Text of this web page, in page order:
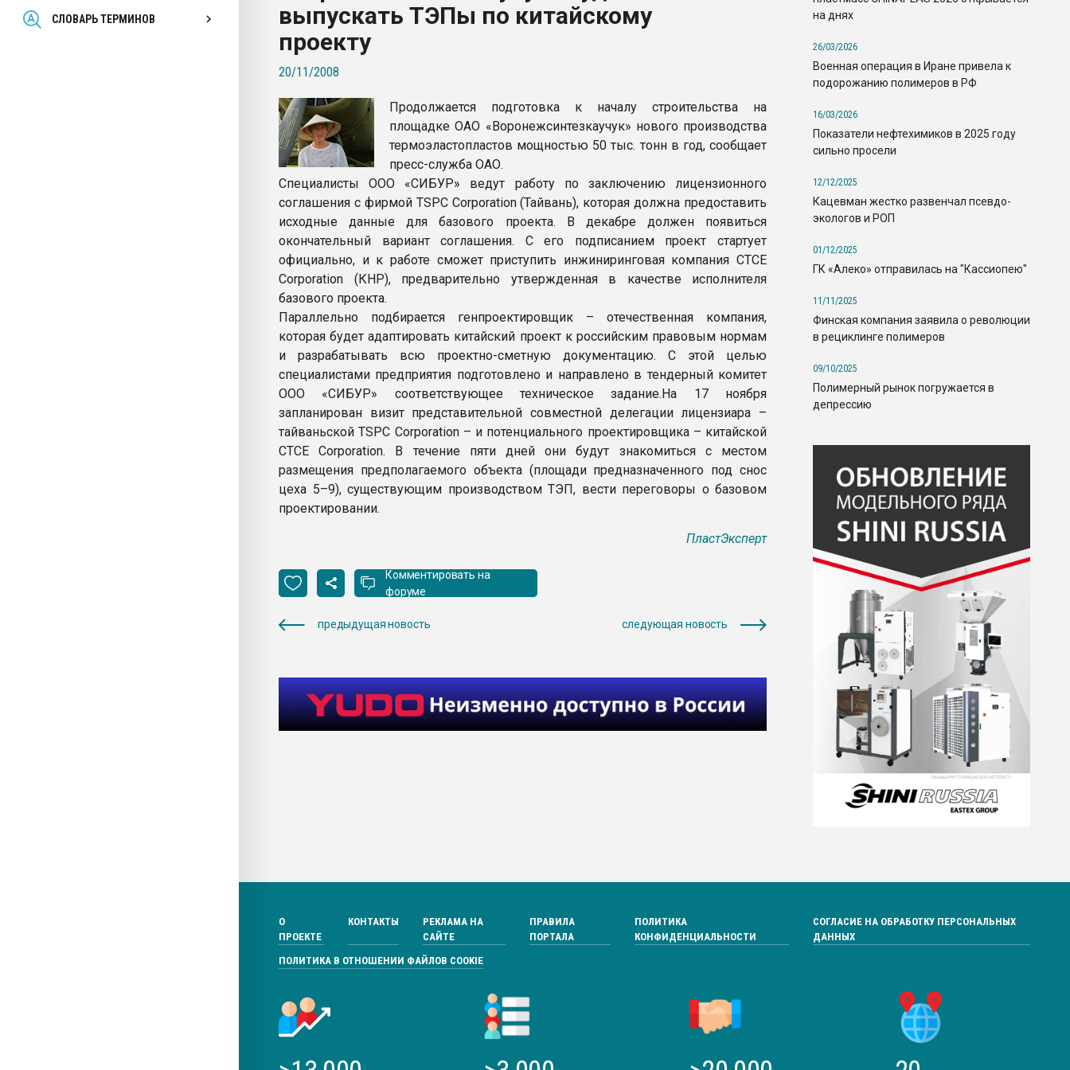
СЛОВАРЬ ТЕРМИНОВ
Всё, что касается выдува ПЭТ
бутылок
ПЕРЕЙТИ НА ФОРУМ
выпускать ТЭПы по китайскому
проекту
20/11/2008
Продолжается подготовка к началу строительства на
площадке ОАО «Воронежсинтезкаучук» нового производства
термоэластопластов мощностью 50 тыс. тонн в год, сообщает
пресс-служба ОАО.
Специалисты ООО «СИБУР» ведут работу по заключению лицензионного
соглашения с фирмой TSPC Corporation (Тайвань), которая должна предоставить
исходные данные для базового проекта. В декабре должен появиться
окончательный вариант соглашения. С его подписанием проект стартует
официально, и к работе сможет приступить инжиниринговая компания CTCE
Corporation (КНР), предварительно утвержденная в качестве исполнителя
базового проекта.
Параллельно подбирается генпроектировщик – отечественная компания,
которая будет адаптировать китайский проект к российским правовым нормам
и разрабатывать всю проектно-сметную документацию. С этой целью
специалистами предприятия подготовлено и направлено в тендерный комитет
ООО «СИБУР» соответствующее техническое задание.На 17 ноября
запланирован визит представительной совместной делегации лицензиара –
тайваньской TSPC Corporation – и потенциального проектировщика – китайской
CTCE Corporation. В течение пяти дней они будут знакомиться с местом
размещения предполагаемого объекта (площади предназначенного под снос
цеха 5–9), существующим производством ТЭП, вести переговоры о базовом
проектировании.
ПластЭксперт
Комментировать на
форуме
предыдущая новость следующая новость
на днях
26/03/2026
Военная операция в Иране привела к
подорожанию полимеров в РФ
16/03/2026
Показатели нефтехимиков в 2025 году
сильно просели
12/12/2025
Кацевман жестко развенчал псевдо-
экологов и РОП
01/12/2025
ГК «Алеко» отправилась на "Кассиопею"
11/11/2025
Финская компания заявила о революции
в рециклинге полимеров
09/10/2025
Полимерный рынок погружается в
депрессию
О
ПРОЕКТЕ
КОНТАКТЫ
РЕКЛАМА НА
САЙТЕ
ПРАВИЛА
ПОРТАЛА
ПОЛИТИКА
КОНФИДЕНЦИАЛЬНОСТИ
СОГЛАСИЕ НА ОБРАБОТКУ ПЕРСОНАЛЬНЫХ
ДАННЫХ
ПОЛИТИКА В ОТНОШЕНИИ ФАЙЛОВ COOKIE